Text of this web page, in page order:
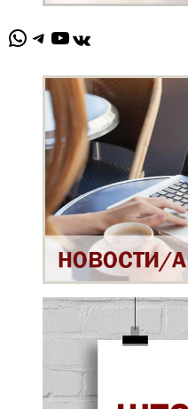
WhatsApp Telegram YouTube ВКонтакте